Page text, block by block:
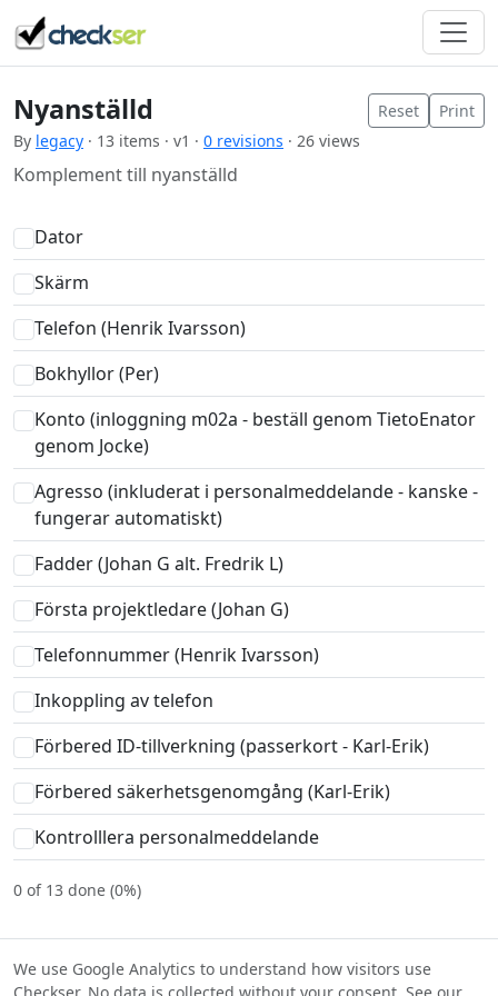
Nyanställd
By legacy · 13 items · v1 · 0 revisions · 26 views
Reset Print
Komplement till nyanställd
Dator
Skärm
Telefon (Henrik Ivarsson)
Bokhyllor (Per)
Konto (inloggning m02a - beställ genom TietoEnator
genom Jocke)
Agresso (inkluderat i personalmeddelande - kanske -
fungerar automatiskt)
Fadder (Johan G alt. Fredrik L)
Första projektledare (Johan G)
Telefonnummer (Henrik Ivarsson)
Inkoppling av telefon
Förbered ID-tillverkning (passerkort - Karl-Erik)
Förbered säkerhetsgenomgång (Karl-Erik)
Kontrolllera personalmeddelande
0 of 13 done (0%)
We use Google Analytics to understand how visitors use